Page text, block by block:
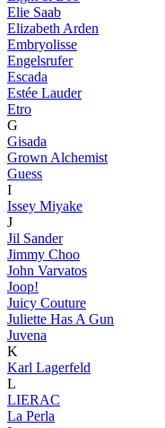
Elie Saab
Elizabeth Arden
Embryolisse
Engelsrufer
Escada
Estée Lauder
Etro
G
Gisada
Grown Alchemist
Guess
I
Issey Miyake
J
Jil Sander
Jimmy Choo
John Varvatos
Joop!
Juicy Couture
Juliette Has A Gun
Juvena
K
Karl Lagerfeld
L
LIERAC
La Perla